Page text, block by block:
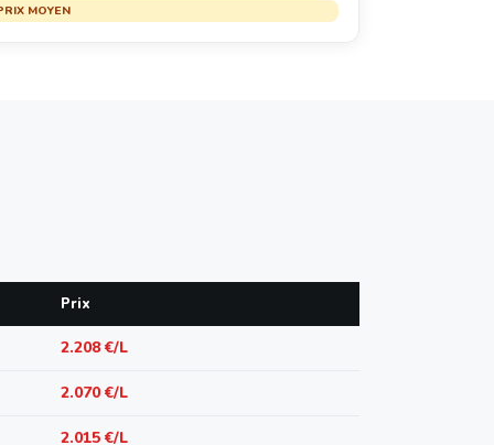
MOYEN
Prix
2.208 €/L
2.070 €/L
2.015 €/L